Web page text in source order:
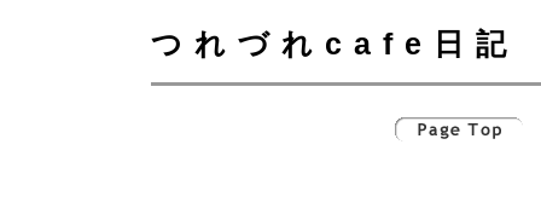
つれづれcafe日記